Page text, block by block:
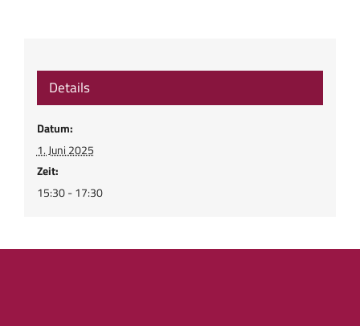
Details
Datum:
1. Juni 2025
Zeit:
15:30 - 17:30